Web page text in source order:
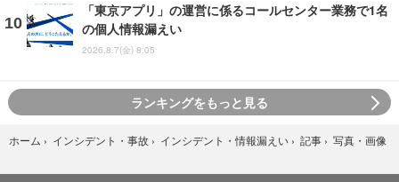
「東京アプリ」の運営に係るコールセンター業務で1名
の個人情報漏えい
2026.8.7(金) 8:05
ランキングをもっと見る
ホーム › インシデント・事故 › インシデント・情報漏えい › 記事 › 写真・画像